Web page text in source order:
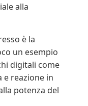
alla
è la
un esempio
digitali come
e reazione in
potenza del